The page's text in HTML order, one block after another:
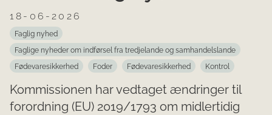
18-06-2026
Faglig nyhed
Faglige nyheder om indførsel fra tredjelande og samhandelslande
Fødevaresikkerhed
Foder Fødevaresikkerhed Kontrol
Kommissionen har vedtaget ændringer til
forordning (EU) 2019/1793 om midlertidig